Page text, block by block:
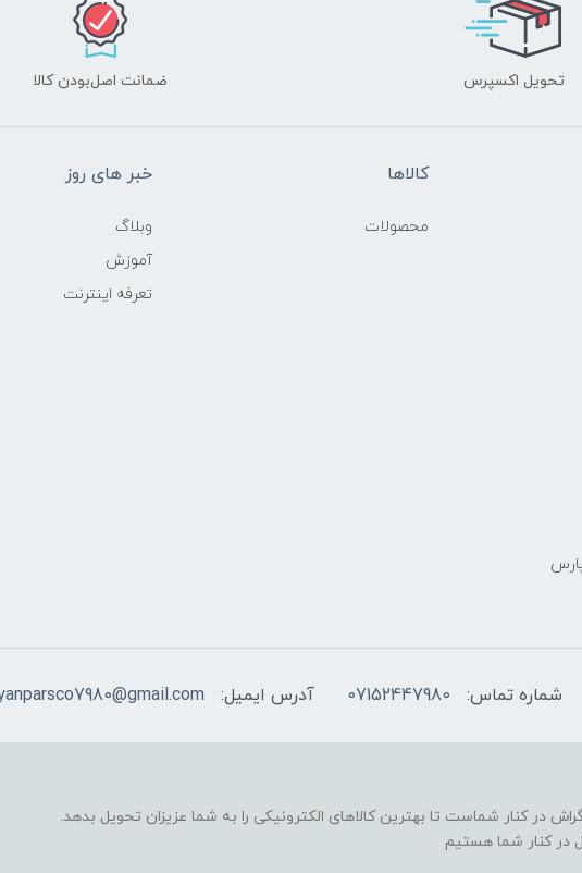
تحویل اکسپرس ضمانت اصل‌بودن کالا
کالاها
محصولات
خبر های روز
وبلاگ
آموزش
تعرفه اینترنت
شماره تماس: 07152447980 آدرس ایمیل:
در کنار شماست تا بهترین کالاهای الکترونیکی را به شما عزیزان تحویل بدهد.